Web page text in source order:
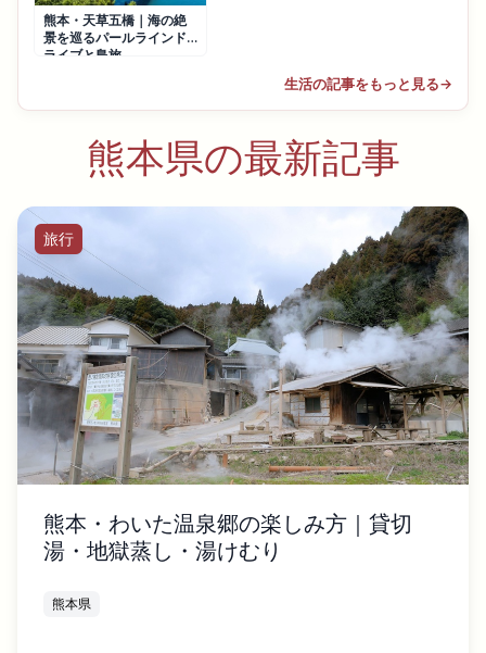
熊本・天草五橋｜海の絶
景を巡るパールラインド
ライブと島旅
生活の記事をもっと見る→
熊本県の最新記事
旅行
熊本・わいた温泉郷の楽しみ方｜貸切
湯・地獄蒸し・湯けむり
熊本県